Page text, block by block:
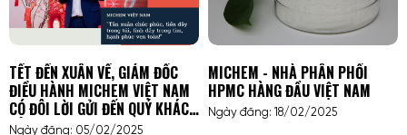
TẾT ĐẾN XUÂN VỀ, GIÁM ĐỐC
ĐIỀU HÀNH MICHEM VIỆT NAM
CÓ ĐÔI LỜI GỬI ĐẾN QUÝ KHÁCH
HÀNG
Ngày đăng: 05/02/2025
MICHEM - NHÀ PHÂN PHỐI
HPMC HÀNG ĐẦU VIỆT NAM
Ngày đăng: 18/02/2025